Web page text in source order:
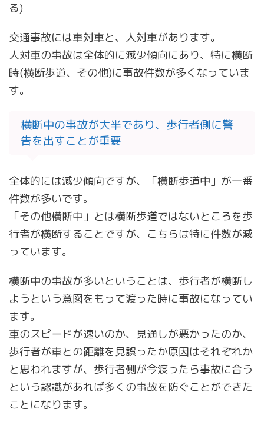
る)
交通事故には車対車と、人対車があります。
人対車の事故は全体的に減少傾向にあり、特に横断
時(横断歩道、その他)に事故件数が多くなっていま
す。
横断中の事故が大半であり、歩行者側に警
告を出すことが重要
全体的には減少傾向ですが、「横断歩道中」が一番
件数が多いです。
「その他横断中」とは横断歩道ではないところを歩
行者が横断することですが、こちらは特に件数が減
っています。
横断中の事故が多いということは、歩行者が横断し
ようという意図をもって渡った時に事故になってい
ます。
車のスピードが速いのか、見通しが悪かったのか、
歩行者が車との距離を見誤ったか原因はそれぞれか
と思われますが、歩行者側が今渡ったら事故に合う
という認識があれば多くの事故を防ぐことができた
ことになります。